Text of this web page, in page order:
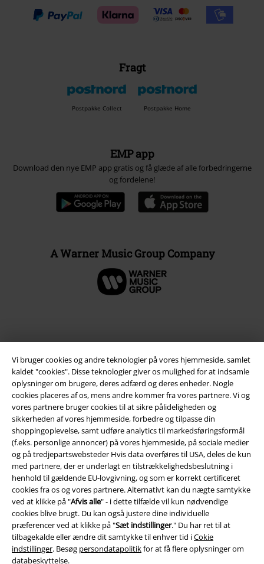
Vi bruger cookies og andre teknologier på vores hjemmeside, samlet
kaldet "cookies". Disse teknologier giver os mulighed for at indsamle
oplysninger om brugere, deres adfærd og deres enheder. Nogle
cookies placeres af os, mens andre kommer fra vores partnere. Vi og
vores partnere bruger cookies til at sikre pålideligheden og
sikkerheden af ​​vores hjemmeside, forbedre og tilpasse din
shoppingoplevelse, samt udføre analytics til markedsføringsformål
(f.eks. personlige annoncer) på vores hjemmeside, på sociale medier
og på tredjepartswebsteder Hvis data overføres til USA, deles de kun
med partnere, der er underlagt en tilstrækkelighedsbeslutning i
henhold til gældende EU-lovgivning, og som er korrekt certificeret
cookies fra os og vores partnere. Alternativt kan du nægte samtykke
ved at klikke på "Afvis alle" - i dette tilfælde vil kun nødvendige
cookies blive brugt. Du kan også justere dine individuelle
præferencer ved at klikke på "Sæt indstillinger." Du har ret til at
tilbagekalde eller ændre dit samtykke til enhver tid iCokie
indstillinger. Besøg persondatapolitikfor at få flere oplysninger om
databeskyttelse.
Fragt
Postpakke Collect Postpakke Home
EMP app
Download den nye EMP app gratis og få glæde af alle forbedringerne
og fordelene!
A Warner Music Group Company
Juridisk
Salgs-, medlems- & leveringsbetingelser
Om EMP Danmark
Persondatapolitik
Bortskaffelse af affald og miljøbeskyttelse
Overensstemmelseserklæring